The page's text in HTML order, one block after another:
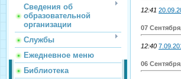
Сведения об
образовательной
организации
Службы
Ежедневное меню
Библиотека
12:41
07
12:40
06